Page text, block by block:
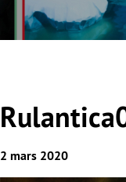
2 mars 2020